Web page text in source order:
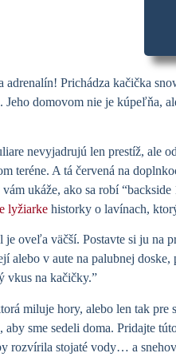
Prichádza kačička
domovom nie je kúpeľňa,
nevyjadrujú len prestíž, ale
teréne. A tá červená na
ukáže, ako sa robí
lyžiarke historky o lavínach,
oveľa väčší. Postavte si ju
v aute na palubnej
vkus na kačičky.”
miluje hory, alebo len tak pre
sme sedeli doma. Pridajte
rozvírila stojaté vody… a